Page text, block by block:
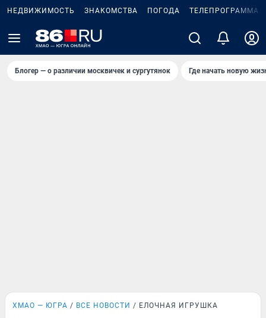
НЕДВИЖИМОСТЬ ЗНАКОМСТВА ПОГОДА ТЕЛЕПРОГРАММА
Блогер — о различии москвичек и сургутянок Где начать новую
ХМАО — ЮГРА ВСЕ НОВОСТИ ЕЛОЧНАЯ ИГРУШКА